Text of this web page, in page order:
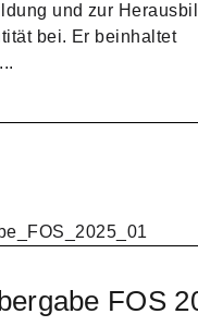
und zur
bei. Er beinhaltet
FOS